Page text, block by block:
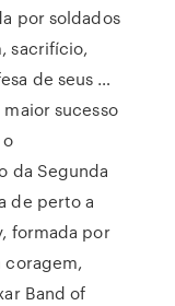
por soldados
sacrifício,
de seus …
sucesso
da Segunda
de perto a
formada por
coragem,
Band of